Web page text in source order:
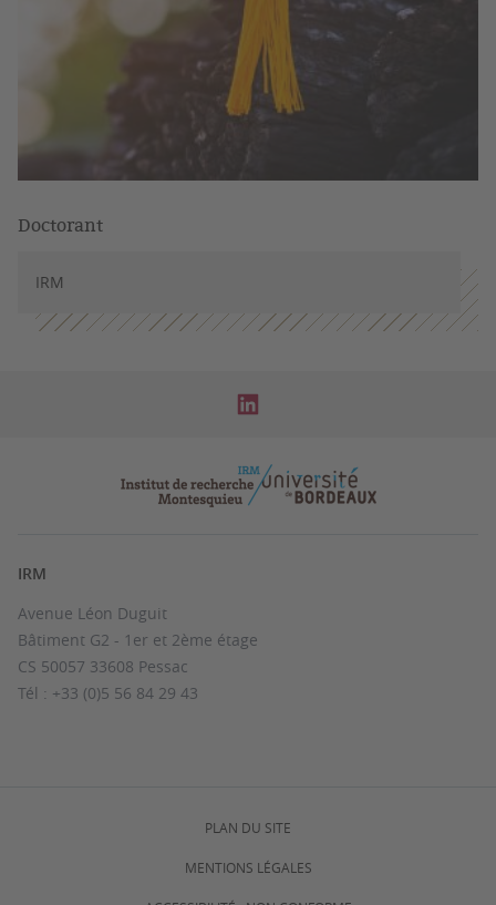
Doctorant
IRM
IRM
Avenue Léon Duguit
Bâtiment G2 - 1er et 2ème étage
CS 50057 33608 Pessac
Tél : +33 (0)5 56 84 29 43
PLAN DU SITE
MENTIONS LÉGALES